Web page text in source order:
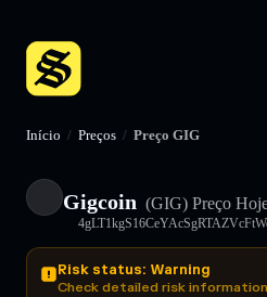
Início / Preços / Preço GIG
Gigcoin (GIG) Preço
Risk status: Warning
Check detailed risk